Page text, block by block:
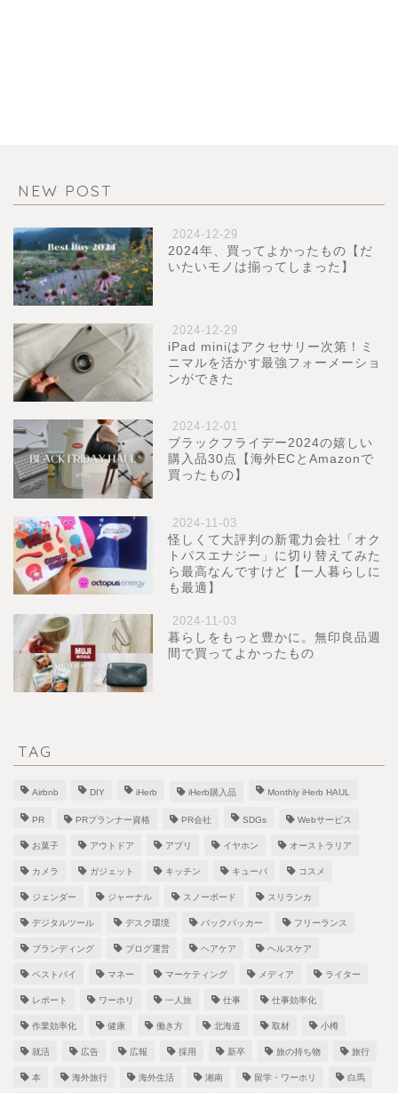
NEW POST
2024-12-29
2024年、買ってよかったもの【だ
いたいモノは揃ってしまった】
2024-12-29
iPad miniはアクセサリー次第！ミ
ニマルを活かす最強フォーメーショ
ンができた
2024-12-01
ブラックフライデー2024の嬉しい
購入品30点【海外ECとAmazonで
買ったもの】
2024-11-03
怪しくて大評判の新電力会社「オク
トパスエナジー」に切り替えてみた
ら最高なんですけど【一人暮らしに
も最適】
2024-11-03
暮らしをもっと豊かに。無印良品週
間で買ってよかったもの
TAG
Airbnb DIY iHerb iHerb購入品 Monthly iHerb HAUL
PR PRプランナー資格 PR会社 SDGs Webサービス
お菓子 アウトドア アプリ イヤホン オーストラリア
カメラ ガジェット キッチン キューバ コスメ
ジェンダー ジャーナル スノーボード スリランカ
デジタルツール デスク環境 バックパッカー フリーランス
ブランディング ブログ運営 ヘアケア ヘルスケア
ベストバイ マネー マーケティング メディア ライター
レポート ワーホリ 一人旅 仕事 仕事効率化
作業効率化 健康 働き方 北海道 取材 小樽
就活 広告 広報 採用 新卒 旅の持ち物 旅行
本 海外旅行 海外生活 湘南 留学・ワーホリ 白馬